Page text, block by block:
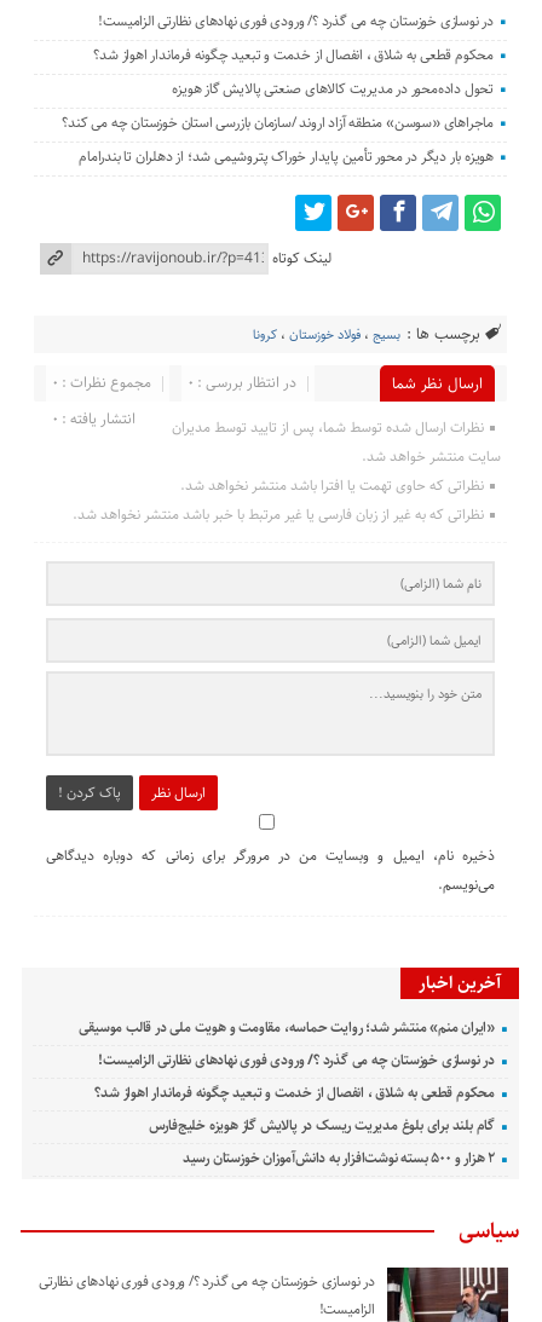
در نوسازی خوزستان چه می گذرد ؟/ ورودی فوری نهادهای نظارتی الزامیست!
محکوم قطعی به شلاق ، انفصال از خدمت و تبعید چگونه فرماندار اهواز شد؟
تحول داده‌محور در مدیریت کالاهای صنعتی پالایش گاز هویزه
ماجراهای «سوسن» منطقه آزاد اروند /سازمان بازرسی استان خوزستان چه می کند؟
هویزه بار دیگر در محور تأمین پایدار خوراک پتروشیمی شد؛ از دهلران تا بندرامام
لینک کوتاه
برچسب ها : بسیج ،فولاد خوزستان ،کرونا
ارسال نظر شما مجموع نظرات : 0
در انتظار بررسی : 0
انتشار یافته : 0
نظرات ارسال شده توسط شما، پس از تایید توسط مدیران
سایت منتشر خواهد شد.
نظراتی که حاوی تهمت یا افترا باشد منتشر نخواهد شد.
نظراتی که به غیر از زبان فارسی یا غیر مرتبط با خبر باشد منتشر نخواهد شد.
ارسال نظر پاک کردن !
ذخیره نام، ایمیل و وبسایت من در مرورگر برای زمانی که دوباره دیدگاهی
می‌نویسم.
آخرین اخبار
«ایران منم» منتشر شد؛ روایت حماسه، مقاومت و هویت ملی در قالب موسیقی
در نوسازی خوزستان چه می گذرد ؟/ ورودی فوری نهادهای نظارتی الزامیست!
محکوم قطعی به شلاق ، انفصال از خدمت و تبعید چگونه فرماندار اهواز شد؟
گام بلند برای بلوغ مدیریت ریسک در پالایش گاز هویزه خلیج‌فارس
۲ هزار و ۵۰۰ بسته نوشت‌افزار به دانش‌آموزان خوزستان رسید
سیاسی
در نوسازی خوزستان چه می گذرد ؟/ ورودی فوری نهادهای نظارتی
الزامیست!